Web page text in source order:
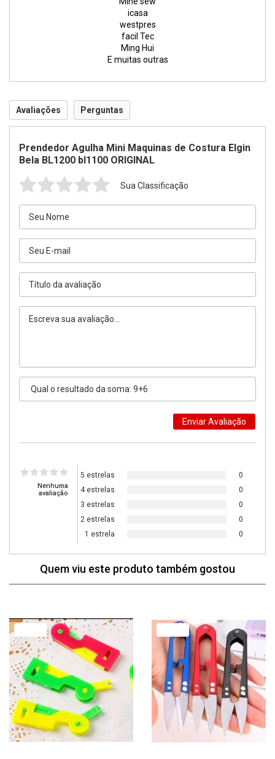
icasa
westpres
facil Tec
Ming Hui
E muitas outras
Avaliações Perguntas
Prendedor Agulha Mini Maquinas de Costura Elgin
Bela BL1200 bl1100 ORIGINAL
Sua Classificação
Nenhuma
avaliação
5 estrelas
0
4 estrelas
0
3 estrelas
0
2 estrelas
0
1 estrela
0
Quem viu este produto também gostou